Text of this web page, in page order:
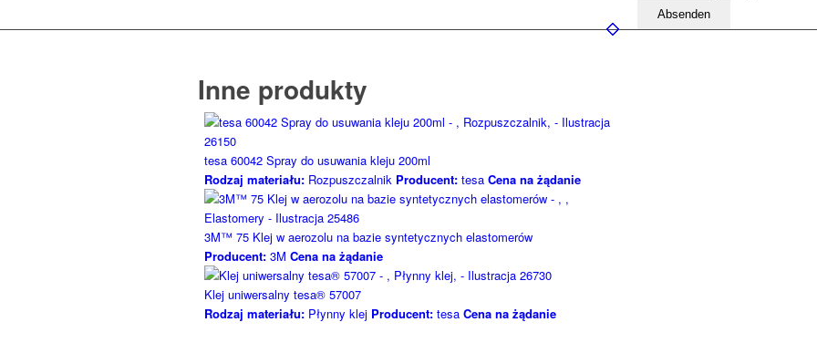
Bitte lassen Sie dieses Feld leer
Inne produkty
tesa 60042 Spray do usuwania kleju 200ml
Rodzaj materiału: Rozpuszczalnik Producent: tesa Cena na żądanie
3M™ 75 Klej w aerozolu na bazie syntetycznych elastomerów
Producent: 3M Cena na żądanie
Klej uniwersalny tesa® 57007
Rodzaj materiału: Płynny klej Producent: tesa Cena na żądanie